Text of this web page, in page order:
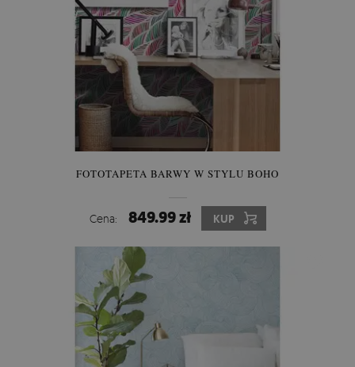
FOTOTAPETA BARWY W STYLU BOHO
Cena: 849.99 zł KUP